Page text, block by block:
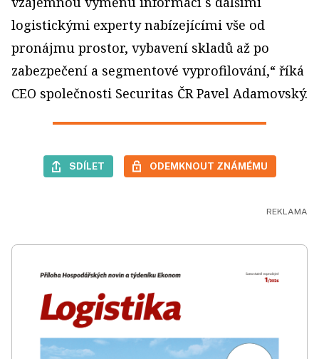
logistickými experty nabízejícími vše od
pronájmu prostor, vybavení skladů až po
zabezpečení a segmentové vyprofilování,“ říká
CEO společnosti Securitas ČR Pavel Adamovský.
SDÍLET ODEMKNOUT ZNÁMÉMU